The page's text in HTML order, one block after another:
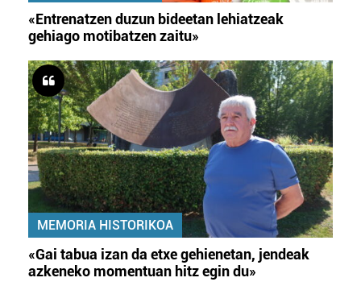
«Entrenatzen duzun bideetan lehiatzeak
gehiago motibatzen zaitu»
MEMORIA HISTORIKOA
«Gai tabua izan da etxe gehienetan, jendeak
azkeneko momentuan hitz egin du»